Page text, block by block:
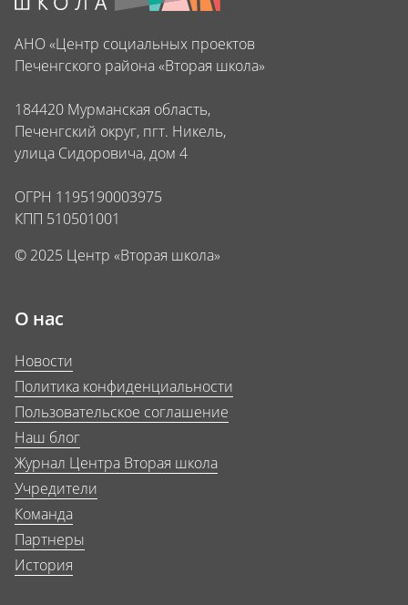
АНО «Центр социальных проектов
Печенгского района «Вторая школа»
184420 Мурманская область,
Печенгский округ, пгт. Никель,
улица Сидоровича, дом 4
ОГРН 1195190003975
КПП 510501001
© 2025 Центр «Вторая школа»
О нас
Новости
Политика конфиденциальности
Пользовательское соглашение
Наш блог
Журнал Центра Вторая школа
Учредители
Команда
Партнеры
История